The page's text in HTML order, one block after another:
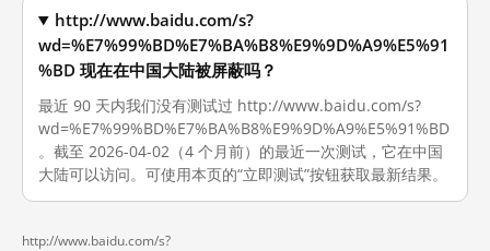
http://www.baidu.com/s?
wd=%E7%99%BD%E7%BA%B8%E9%9D%A9%E5%91
%BD 现在在中国大陆被屏蔽吗？
最近 90 天内我们没有测试过 http://www.baidu.com/s?
wd=%E7%99%BD%E7%BA%B8%E9%9D%A9%E5%91%BD
。截至 2026-04-02（4 个月前）的最近一次测试，它在中国
大陆可以访问。可使用本页的“立即测试”按钮获取最新结果。
http://www.baidu.com/s?